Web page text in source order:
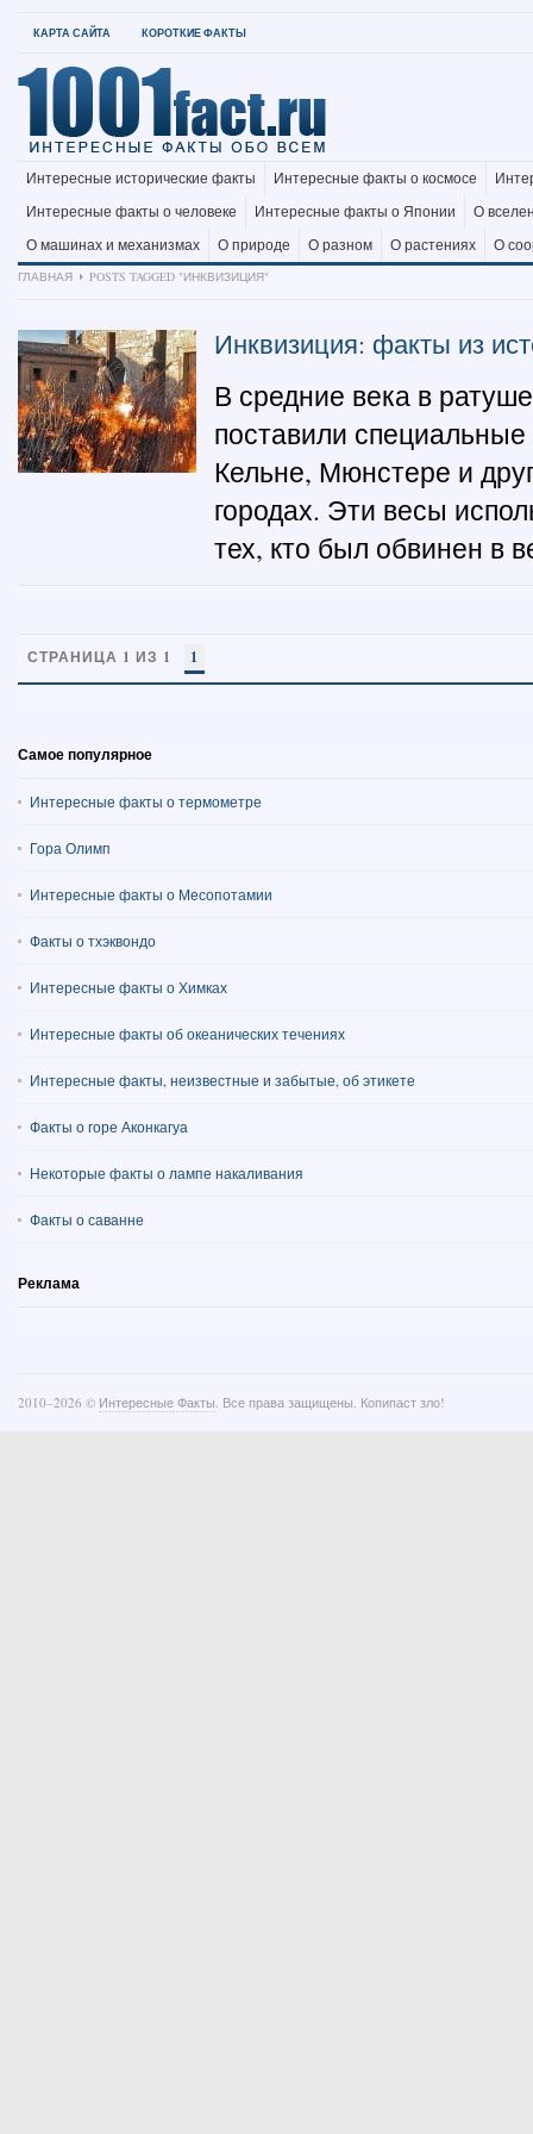
КАРТА САЙТА КОРОТКИЕ ФАКТЫ
Интересные исторические факты Интересные факты о космосе
Интересные факты о человеке
Интересные факты о Японии
О
О машинах и механизмах
О природе О разном О растениях
О
ГЛАВНАЯ
POSTS TAGGED "ИНКВИЗИЦИЯ"
Инквизиция: факты из
В средние века в
поставили
Кельне, Мюнстере и
городах. Эти весы
тех, кто был обвинен в
СТРАНИЦА 1 ИЗ 1 1
Самое популярное
Интересные факты о термометре
Гора Олимп
Интересные факты о Месопотамии
Факты о тхэквондо
Интересные факты о Химках
Интересные факты об океанических течениях
Интересные факты, неизвестные и забытые, об этикете
Факты о горе Аконкагуа
Некоторые факты о лампе накаливания
Факты о саванне
Реклама
2010–2026 © Интересные Факты. Все права защищены. Копипаст зло!